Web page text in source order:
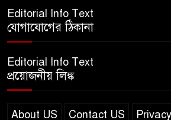
Jannat
Editorial Info Text
যোগাযোগের ঠিকানা
Editorial Info Text
প্রয়োজনীয় লিঙ্ক
About US Contact US